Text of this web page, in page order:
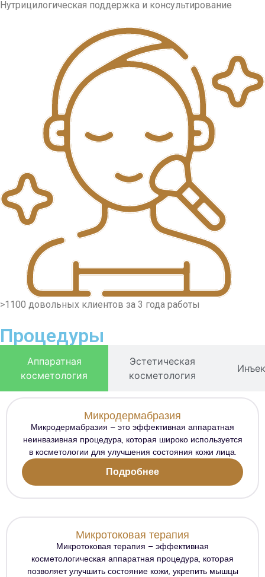
Нутрицилогическая поддержка и консультирование
>1100 довольных клиентов за 3 года работы
Процедуры
Аппаратная
косметология
Эстетическая
косметология
Микродермабразия
Микродермабразия – это эффективная аппаратная
неинвазивная процедура, которая широко используется
в косметологии для улучшения состояния кожи лица.
Подробнее
Микротоковая терапия
Микротоковая терапия – эффективная
косметологическая аппаратная процедура, которая
позволяет улучшить состояние кожи, укрепить мышцы